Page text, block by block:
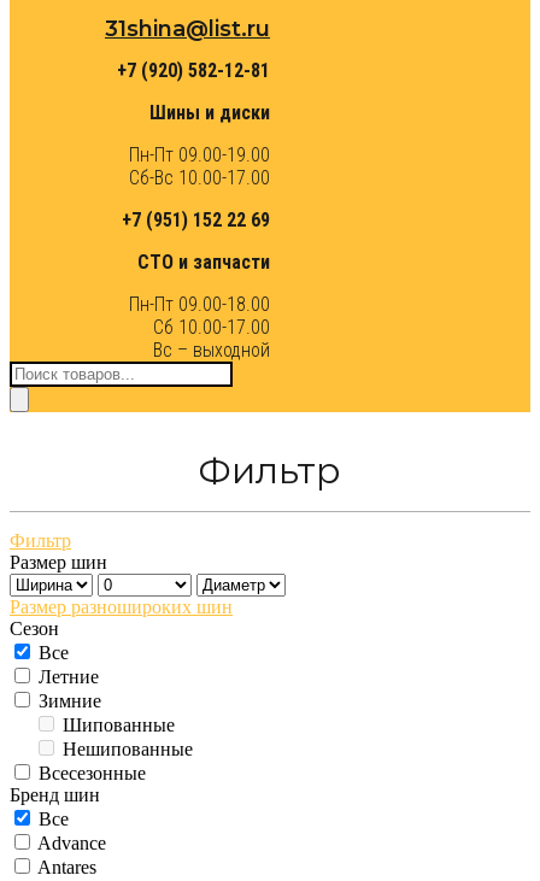
31shina@list.ru
+7 (920) 582-12-81
Шины и диски
Пн-Пт 09.00-19.00
Сб-Вс 10.00-17.00
+7 (951) 152 22 69
СТО и запчасти
Пн-Пт 09.00-18.00
Сб 10.00-17.00
Вс – выходной
Поиск
товаров
Фильтр
Фильтр
Размер шин
Размер разношироких шин
Сезон
Все
Летние
Зимние
Шипованные
Нешипованные
Всесезонные
Бренд шин
Все
Advance
Antares